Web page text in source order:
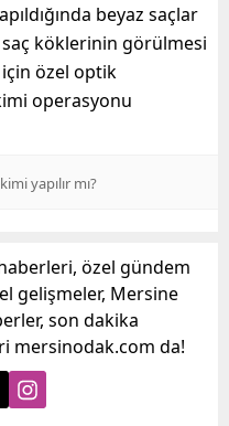
beyaz saçlar
köklerinin görülmesi
özel optik
operasyonu
yapılır mı?
özel gündem
gelişmeler, Mersine
son dakika
mersinodak.com da!